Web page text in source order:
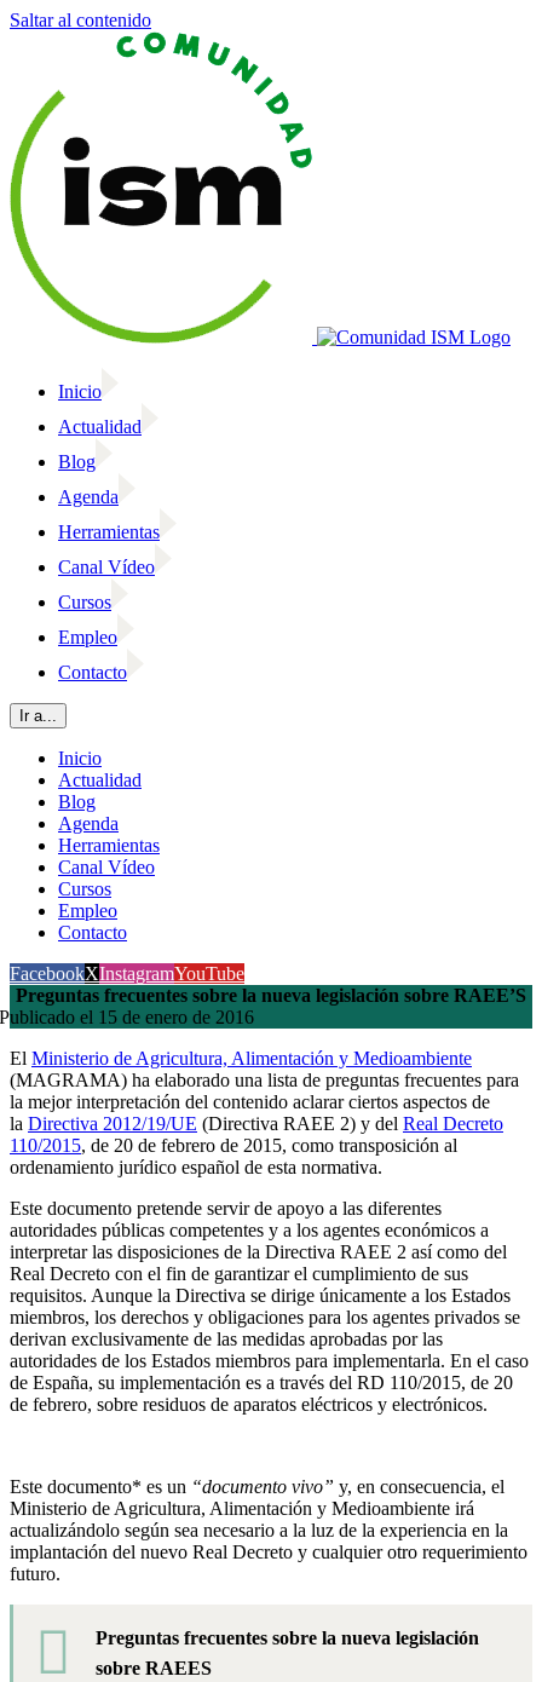
Saltar al contenido
Inicio
Actualidad
Blog
Agenda
Herramientas
Canal Vídeo
Cursos
Empleo
Contacto
Ir a...
Inicio
Actualidad
Blog
Agenda
Herramientas
Canal Vídeo
Cursos
Empleo
Contacto
FacebookXInstagramYouTube
Preguntas frecuentes sobre la nueva legislación sobre RAEE’S
Publicado el 15 de enero de 2016
El Ministerio de Agricultura, Alimentación y Medioambiente
(MAGRAMA) ha elaborado una lista de preguntas frecuentes para
la mejor interpretación del contenido aclarar ciertos aspectos de
la Directiva 2012/19/UE (Directiva RAEE 2) y del Real Decreto
110/2015, de 20 de febrero de 2015, como transposición al
ordenamiento jurídico español de esta normativa.
Este documento pretende servir de apoyo a las diferentes
autoridades públicas competentes y a los agentes económicos a
interpretar las disposiciones de la Directiva RAEE 2 así como del
Real Decreto con el fin de garantizar el cumplimiento de sus
requisitos. Aunque la Directiva se dirige únicamente a los Estados
miembros, los derechos y obligaciones para los agentes privados se
derivan exclusivamente de las medidas aprobadas por las
autoridades de los Estados miembros para implementarla. En el caso
de España, su implementación es a través del RD 110/2015, de 20
de febrero, sobre residuos de aparatos eléctricos y electrónicos.
Este documento* es un “documento vivo” y, en consecuencia, el
Ministerio de Agricultura, Alimentación y Medioambiente irá
actualizándolo según sea necesario a la luz de la experiencia en la
implantación del nuevo Real Decreto y cualquier otro requerimiento
futuro.
Preguntas frecuentes sobre la nueva legislación
sobre RAEES